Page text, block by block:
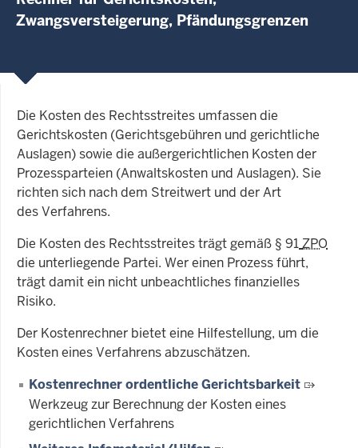
Zwangsversteigerung, Pfändungsgrenzen
Die Kosten des Rechtsstreites umfassen die
Gerichtskosten (Gerichtsgebühren und gerichtliche
Auslagen) sowie die außergerichtlichen Kosten der
Prozessparteien (Anwaltskosten und Auslagen). Sie
richten sich nach dem Streitwert und der Art
des Verfahrens.
Die Kosten des Rechtsstreites trägt gemäß § 91ZPO
die unterliegende Partei. Wer einen Prozess führt,
trägt damit ein nicht unbeachtliches finanzielles
Risiko.
Der Kostenrechner bietet eine Hilfestellung, um die
Kosten eines Verfahrens abzuschätzen.
Kostenrechner ordentliche Gerichtsbarkeit
Werkzeug zur Berechnung der Kosten eines
gerichtlichen Verfahrens